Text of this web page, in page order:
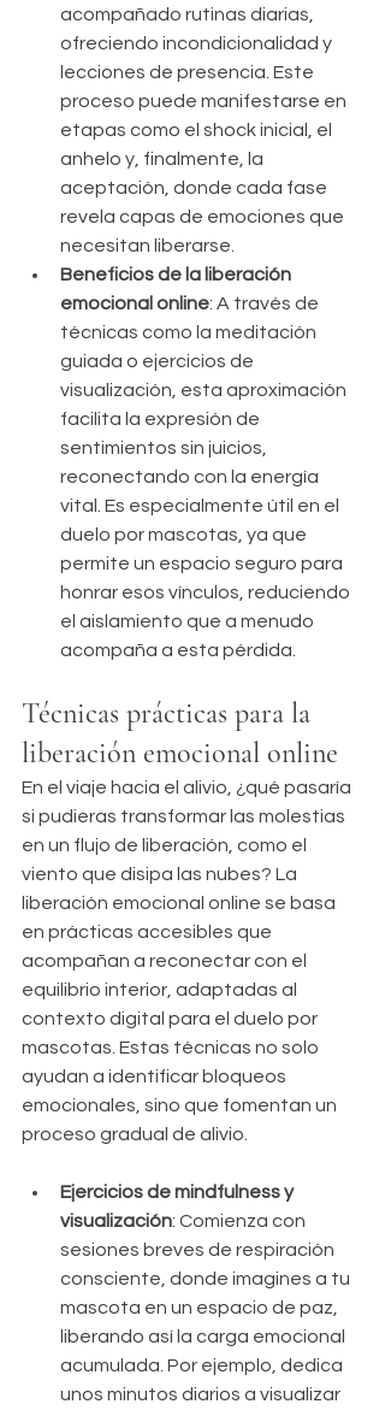
acompañado rutinas diarias,
ofreciendo incondicionalidad y
lecciones de presencia. Este
proceso puede manifestarse en
etapas como el shock inicial, el
anhelo y, finalmente, la
aceptación, donde cada fase
revela capas de emociones que
necesitan liberarse.
Beneficios de la liberación
emocional online: A través de
técnicas como la meditación
guiada o ejercicios de
visualización, esta aproximación
facilita la expresión de
sentimientos sin juicios,
reconectando con la energía
vital. Es especialmente útil en el
duelo por mascotas, ya que
permite un espacio seguro para
honrar esos vínculos, reduciendo
el aislamiento que a menudo
acompaña a esta pérdida.
Técnicas prácticas para la
liberación emocional online
En el viaje hacia el alivio, ¿qué pasaría
si pudieras transformar las molestias
en un flujo de liberación, como el
viento que disipa las nubes? La
liberación emocional online se basa
en prácticas accesibles que
acompañan a reconectar con el
equilibrio interior, adaptadas al
contexto digital para el duelo por
mascotas. Estas técnicas no solo
ayudan a identificar bloqueos
emocionales, sino que fomentan un
proceso gradual de alivio.
Ejercicios de mindfulness y
visualización: Comienza con
sesiones breves de respiración
consciente, donde imagines a tu
mascota en un espacio de paz,
liberando así la carga emocional
acumulada. Por ejemplo, dedica
unos minutos diarios a visualizar